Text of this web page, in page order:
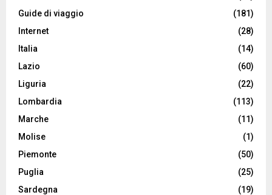
Guide di viaggio
(181)
Internet
(28)
Italia
(14)
Lazio
(60)
Liguria
(22)
Lombardia
(113)
Marche
(11)
Molise
(1)
Piemonte
(50)
Puglia
(25)
Sardegna
(19)